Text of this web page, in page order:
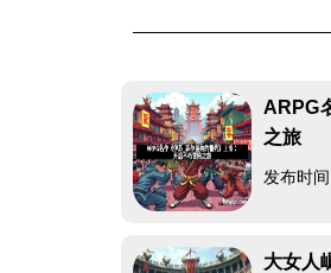
ARPG
之旅
发布时
大女人